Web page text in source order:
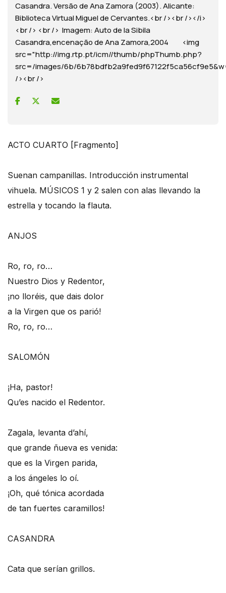
Casandra. Versão de Ana Zamora (2003). Alicante:
Biblioteca Virtual Miguel de Cervantes.<br /><br /></i>
<br /> <br /> Imagem: Auto de la Sibila
Casandra,encenação de Ana Zamora,2004 <img
src="http://img.rtp.pt/icm//thumb/phpThumb.php?
src=/images/6b/
/><br />
ACTO CUARTO [Fragmento]
Suenan campanillas. Introducción instrumental
vihuela. MÚSICOS 1 y 2 salen con alas llevando la
estrella y tocando la flauta.
ANJOS
Ro, ro, ro…
Nuestro Dios y Redentor,
¡no lloréis, que dais dolor
a la Virgen que os parió!
Ro, ro, ro…
SALOMÓN
¡Ha, pastor!
Qu’es nacido el Redentor.
Zagala, levanta d’ahí,
que grande ñueva es venida:
que es la Virgen parida,
a los ángeles lo oí.
¡Oh, qué tónica acordada
de tan fuertes caramillos!
CASANDRA
Cata que serían grillos.